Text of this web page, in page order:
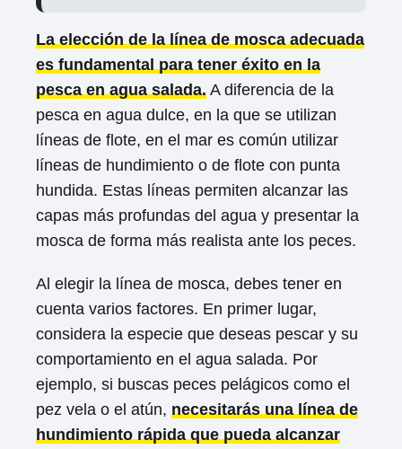
La elección de la línea de mosca adecuada
es fundamental para tener éxito en la
pesca en agua salada. A diferencia de la
pesca en agua dulce, en la que se utilizan
líneas de flote, en el mar es común utilizar
líneas de hundimiento o de flote con punta
hundida. Estas líneas permiten alcanzar las
capas más profundas del agua y presentar la
mosca de forma más realista ante los peces.
Al elegir la línea de mosca, debes tener en
cuenta varios factores. En primer lugar,
considera la especie que deseas pescar y su
comportamiento en el agua salada. Por
ejemplo, si buscas peces pelágicos como el
pez vela o el atún, necesitarás una línea de
hundimiento rápida que pueda alcanzar